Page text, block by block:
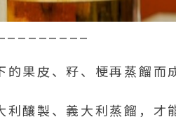
果皮、籽、梗再蒸餾而
釀製、義大利蒸餾，才